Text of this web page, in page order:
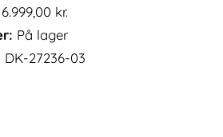
6.999,00 kr.
På lager
DK-27236-03